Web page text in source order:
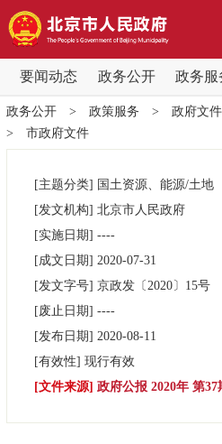
要闻动态 政务公开 政务服
要闻动态
党中央精神 国务院信
各区热点
市领导
决策公开 专题公
政务公开> 政策服务 > 政府文件
> 市政府文件
[主题分类] 国土资源、能源/土地
[发文机构] 北京市人民政府
[实施日期] ----
[成文日期] 2020-07-31
[发文字号] 京政发〔2020〕 15号
[废止日期] ----
[发布日期] 2020-08-11
[有效性] 现行有效
[文件来源] 政府公报 2020年 第37